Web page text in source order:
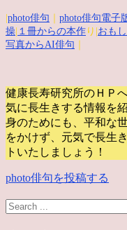
photo俳句 photo俳句電子
操 １冊からの本作 り| おも
写真からAI俳句
健康長寿研究所のＨＰ
気に長生きする情報を
身のためにも、平和な
をかけず、元気で長生
トいたしましょう！
photo俳句を投稿する